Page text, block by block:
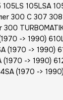
105LSA
300 C 307
300
-> 1990)
(1970 -> 1990)
(1970 -> 1990)
(1970 ->